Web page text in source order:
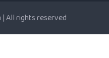
All rights reserved